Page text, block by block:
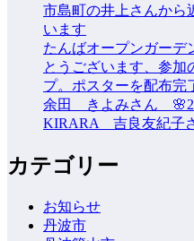
市島町の井上さんから
います
たんばオープンガーデ
とうございます、参加
プ。ポスターを配布完
余田 きよみさん
KIRARA 吉良友紀子
カテゴリー
お知らせ
丹波市